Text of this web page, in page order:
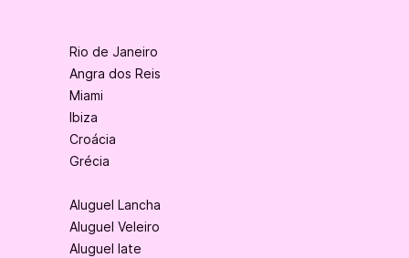
Rio de Janeiro
Angra dos Reis
Miami
Ibiza
Croácia
Grécia
Aluguel Lancha
Aluguel Veleiro
Aluguel Iate